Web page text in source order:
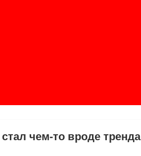
чем-то вроде тренда